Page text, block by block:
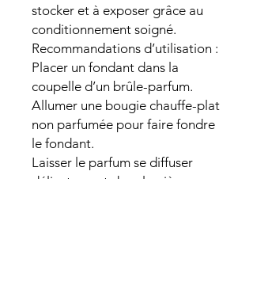
stocker et à exposer grâce au
conditionnement soigné.
Recommandations d’utilisation :
Placer un fondant dans la
coupelle d’un brûle-parfum.
Allumer une bougie chauffe-plat
non parfumée pour faire fondre
le fondant.
Laisser le parfum se diffuser
délicatement dans la pièce.